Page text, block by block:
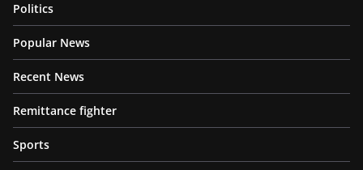
Politics
Popular News
Recent News
Remittance fighter
Sports